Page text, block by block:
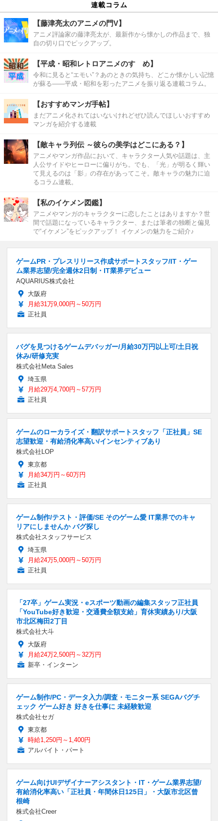
連載コラム
【藤津亮太のアニメの門V】
アニメ評論家の藤津亮太が、最新作から懐かしの作品まで、独
自の切り口でピックアップ。
【平成・昭和レトロアニメのすゝめ】
令和に見ると“エモい”？あのときの気持ち、どこか懐かしい記憶
が蘇る――平成・昭和を彩ったアニメを振り返る連載コラム。
【おすすめマンガ手帖】
まだアニメ化されてはいないけれどぜひ読んでほしいおすすめ
マンガを紹介する連載
【敵キャラ列伝 ～彼らの美学はどこにある？】
アニメやマンガ作品において、キャラクター人気や話題は、主
人公サイドやヒーローに偏りがち。でも、「光」が明るく輝い
て見えるのは「影」の存在があってこそ。敵キャラの魅力に迫
るコラム連載。
【私のイケメン図鑑】
アニメやマンガのキャラクターに恋したことはありますか？世
間で話題になっているキャラクター、または筆者の独断と偏見
で“イケメン”をピックアップ！ イケメンの魅力をご紹介♪
ゲームPR・プレスリリース作成サポートスタッフ/IT・ゲー
ム業界志望/完全週休2日制・IT業界デビュー
AQUARIUS株式会社
大阪府
月給31万9,000円～50万円
正社員
バグを見つけるゲームデバッガー/月給30万円以上可/土日祝
休み/研修充実
株式会社Meta Sales
埼玉県
月給29万4,700円～57万円
正社員
ゲームのローカライズ・翻訳サポートスタッフ「正社員」SE
志望歓迎・有給消化率高い/インセンティブあり
株式会社LOP
東京都
月給34万円～60万円
正社員
ゲーム制作/テスト・評価/SE そのゲーム愛 IT業界でのキャ
リアにしませんか バグ探し
株式会社スタッフサービス
埼玉県
月給24万5,000円～50万円
正社員
「27卒」ゲーム実況・eスポーツ動画の編集スタッフ正社員
「YouTube好き歓迎・交通費全額支給」育休実績あり/大阪
市北区梅田2丁目
株式会社大斗
大阪府
月給24万2,500円～32万円
新卒・インターン
ゲーム制作/PC・データ入力/調査・モニター系 SEGAバグチ
ェック ゲーム好き 好きを仕事に 未経験歓迎
株式会社セガ
東京都
時給1,250円～1,400円
アルバイト・パート
ゲーム向けUIデザイナーアシスタント・IT・ゲーム業界志望/
有給消化率高い「正社員・年間休日125日」・大阪市北区曾
根崎
株式会社Creer